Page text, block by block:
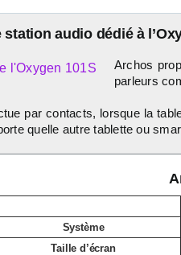
audio dédié à
Archos
parleurs
par contacts, lorsque la
quelle autre tablette ou
Système
Taille d’écran